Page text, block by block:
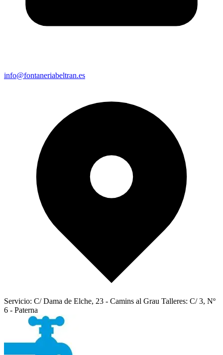
info@fontaneriabeltran.es
Servicio: C/ Dama de Elche, 23 - Camins al Grau Talleres: C/ 3, Nº
6 - Paterna